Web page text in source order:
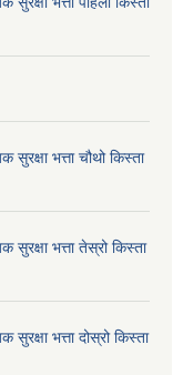
भत्ता चौथो किस्ता
भत्ता तेस्रो किस्ता
भत्ता दोस्रो किस्ता